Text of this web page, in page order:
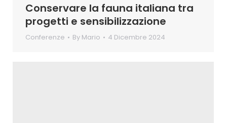
Conservare la fauna italiana tra
progetti e sensibilizzazione
Conferenze By Mario 4 Dicembre 2024